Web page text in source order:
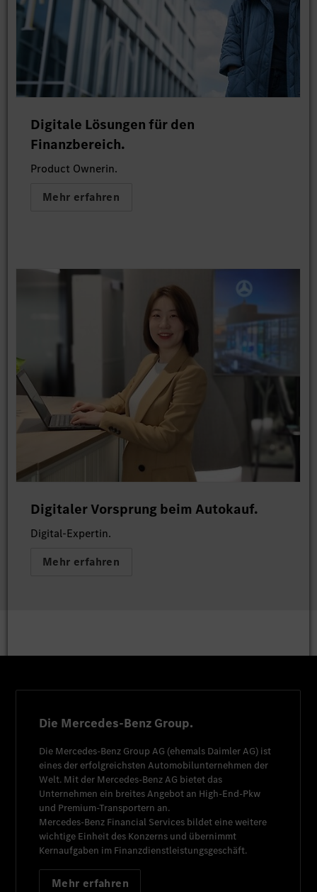
Digitale Lösungen für den
Finanzbereich.
Product Ownerin.
Mehr erfahren
Digitaler Vorsprung beim Autokauf.
Digital-Expertin.
Mehr erfahren
Die Mercedes-Benz Group.
Die Mercedes-Benz Group AG (ehemals Daimler AG) ist
eines der erfolgreichsten Automobilunternehmen der
Welt. Mit der Mercedes-Benz AG bietet das
Unternehmen ein breites Angebot an High-End-Pkw
und Premium-Transportern an.
Mercedes-Benz Financial Services bildet eine weitere
wichtige Einheit des Konzerns und übernimmt
Kernaufgaben im Finanzdienstleistungsgeschäft.
Mehr erfahren